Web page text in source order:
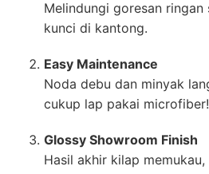
Melindungi goresan
kunci di kantong.
Easy Maintenance
Noda debu dan minyak
cukup lap pakai microfiber!
Glossy Showroom Finish
Hasil akhir kilap